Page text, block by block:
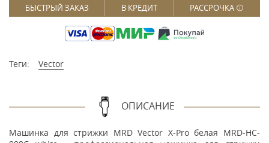
БЫСТРЫЙ ЗАКАЗ В КРЕДИТ РАССРОЧКА
Теги: Vector
ОПИСАНИЕ
Машинка для стрижки MRD Vector X-Pro белая MRD-HC-